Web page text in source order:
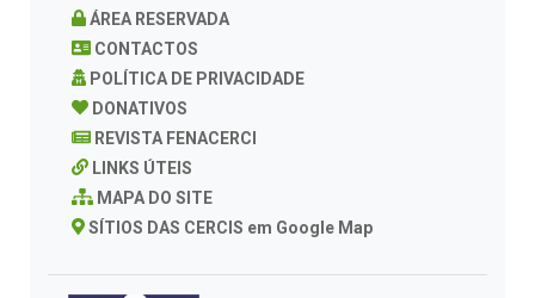
ÁREA RESERVADA
CONTACTOS
POLÍTICA DE PRIVACIDADE
DONATIVOS
REVISTA FENACERCI
LINKS ÚTEIS
MAPA DO SITE
SÍTIOS DAS CERCIS em Google Map